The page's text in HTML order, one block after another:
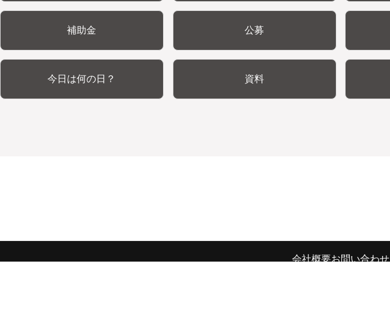
補助金 公募
今日は何の日？ 資料
会社概要お問い合わせ